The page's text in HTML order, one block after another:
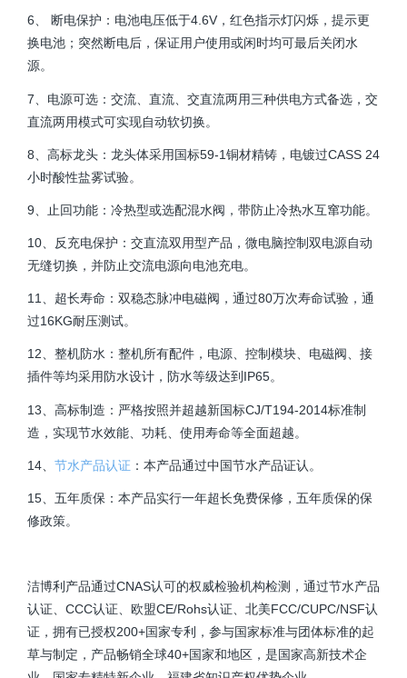
6、 断电保护：电池电压低于4.6V，红色指示灯闪烁，提示更
换电池；突然断电后，保证用户使用或闲时均可最后关闭水
源。
7、电源可选：交流、直流、交直流两用三种供电方式备选，交
直流两用模式可实现自动软切换。
8、高标龙头：龙头体采用国标59-1铜材精铸，电镀过CASS 24
小时酸性盐雾试验。
9、止回功能：冷热型或选配混水阀，带防止冷热水互窜功能。
10、反充电保护：交直流双用型产品，微电脑控制双电源自动
无缝切换，并防止交流电源向电池充电。
11、超长寿命：双稳态脉冲电磁阀，通过80万次寿命试验，通
过16KG耐压测试。
12、整机防水：整机所有配件，电源、控制模块、电磁阀、接
插件等均采用防水设计，防水等级达到IP65。
13、高标制造：严格按照并超越新国标CJ/T194-2014标准制
造，实现节水效能、功耗、使用寿命等全面超越。
14、 节水产品认证 ：本产品通过中国节水产品证认。
15、五年质保：本产品实行一年超长免费保修，五年质保的保
修政策。
洁博利产品通过CNAS认可的权威检验机构检测，通过节水产品
认证、CCC认证、欧盟CE/Rohs认证、北美FCC/CUPC/NSF认
证，拥有已授权200+国家专利，参与国家标准与团体标准的起
草与制定，产品畅销全球40+国家和地区，是国家高新技术企